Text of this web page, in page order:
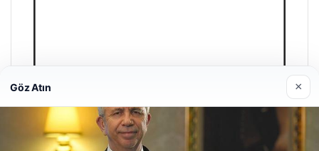
Enes Kaplan Avukatlık Bürosu
Nisan 28, 2026
Göz Atın ×